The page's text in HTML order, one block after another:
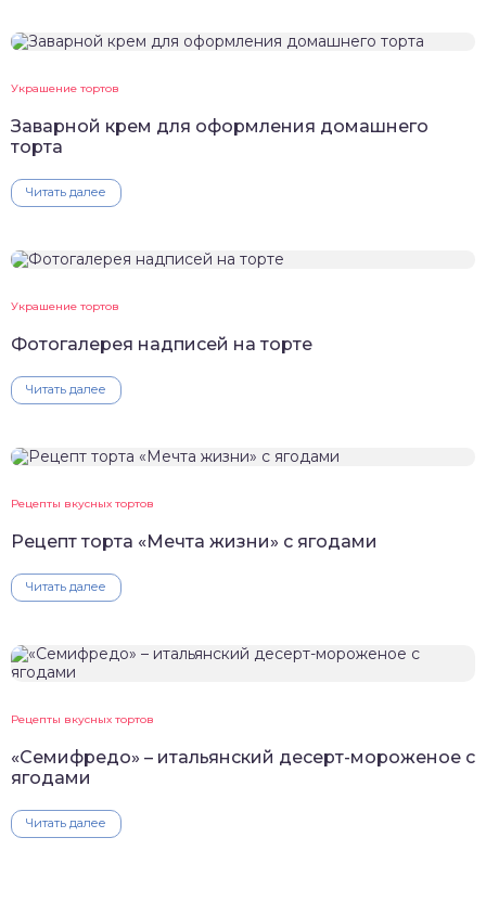
Украшение тортов
Заварной крем для оформления домашнего
торта
Читать далее
Украшение тортов
Фотогалерея надписей на торте
Читать далее
Рецепты вкусных тортов
Рецепт торта «Мечта жизни» с ягодами
Читать далее
Рецепты вкусных тортов
«Семифредо» – итальянский десерт-мороженое с
ягодами
Читать далее